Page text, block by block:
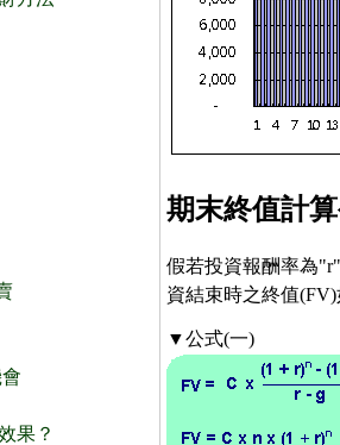
果？
期末終值計
假若投資報酬率為
資結束時之終值
▼公式(一)